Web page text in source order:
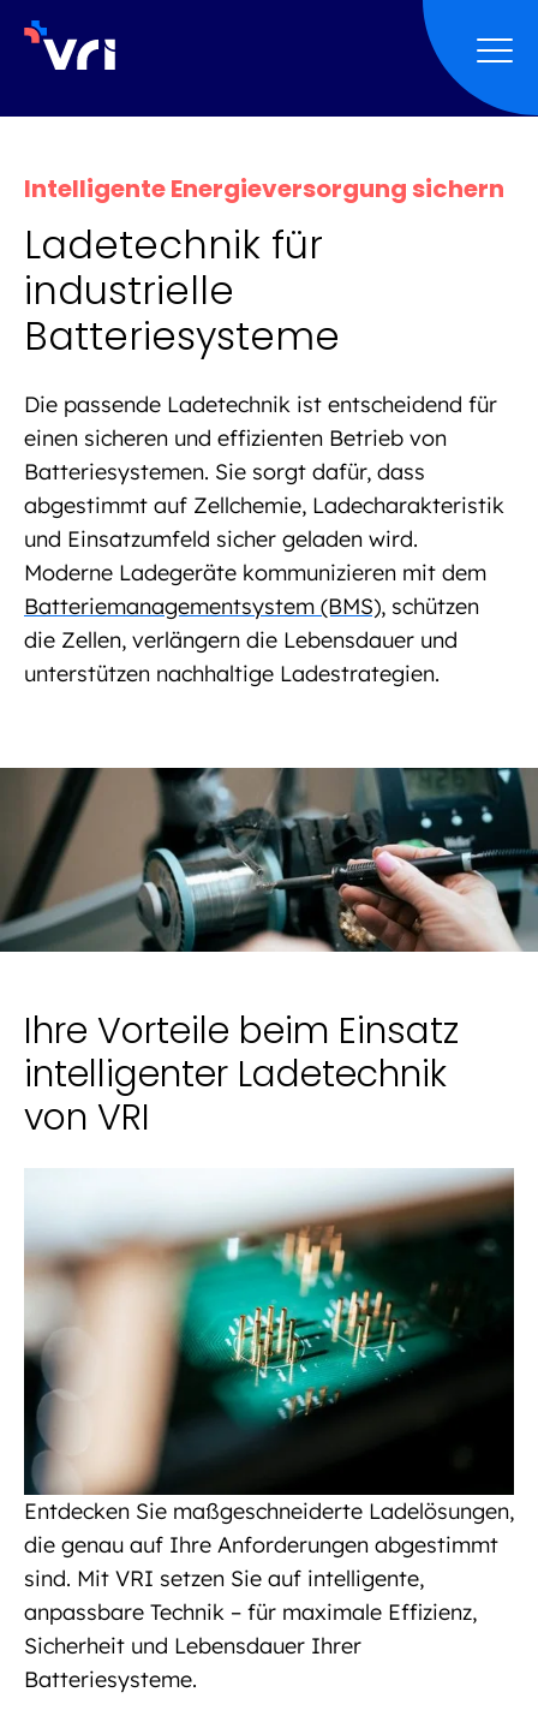
Zur Navigation springen
Zum Inhalt springen
Zum Footer springen
Intelligente Energieversorgung sichern
Ladetechnik für
industrielle
Batteriesysteme
Die passende Ladetechnik ist entscheidend für
einen sicheren und effizienten Betrieb von
Batteriesystemen. Sie sorgt dafür, dass
abgestimmt auf Zellchemie, Ladecharakteristik
und Einsatzumfeld sicher geladen wird.
Moderne Ladegeräte kommunizieren mit dem
Batteriemanagementsystem (BMS), schützen
die Zellen, verlängern die Lebensdauer und
unterstützen nachhaltige Ladestrategien.
Ihre Vorteile beim Einsatz
intelligenter Ladetechnik
von VRI
Entdecken Sie maßgeschneiderte Ladelösungen,
die genau auf Ihre Anforderungen abgestimmt
sind. Mit VRI setzen Sie auf intelligente,
anpassbare Technik – für maximale Effizienz,
Sicherheit und Lebensdauer Ihrer
Batteriesysteme.